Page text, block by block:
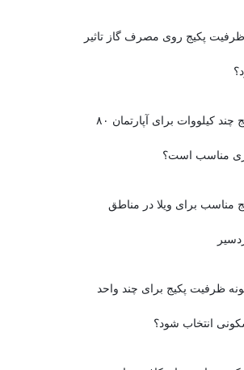
ظرفیت پکیج روی مصرف گاز تاثیر
پکیج چند کیلووات برای آپارتمان ۸۰
مناسب است؟
مناسب برای ویلا در مناطق
ظرفیت پکیج برای چند واحد
انتخاب شود؟